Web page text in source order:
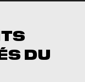
DU